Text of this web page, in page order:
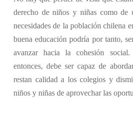
derecho de niños y niñas como de
necesidades de la población chilena
buena educación podría por tanto,
avanzar hacia la cohesión
entonces, debe ser capaz de
restan calidad a los colegios y
niños y niñas de aprovechar las